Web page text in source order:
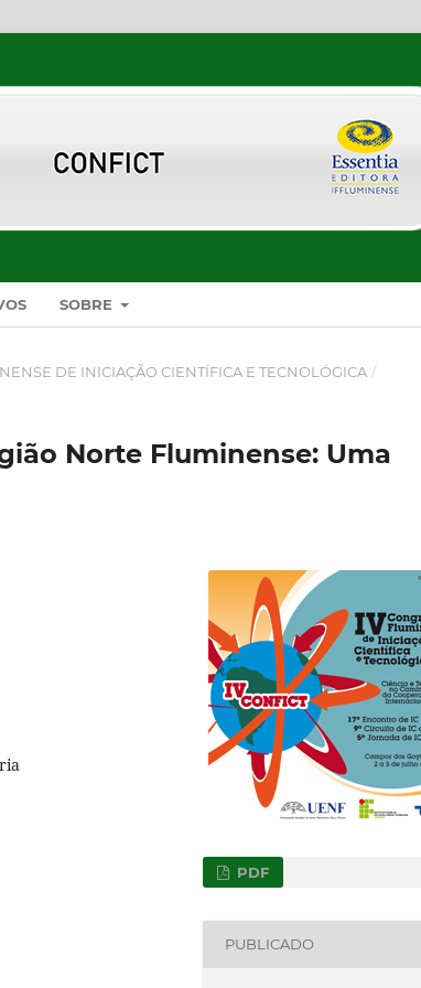
SOBRE
DE INICIAÇÃO CIENTÍFICA E TECNOLÓGICA /
Norte Fluminense: Uma
PDF
PUBLICADO